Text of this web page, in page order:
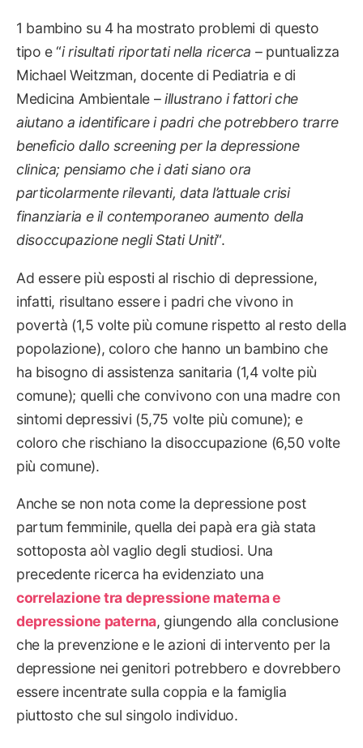
1 bambino su 4 ha mostrato problemi di questo
tipo e “i risultati riportati nella ricerca – puntualizza
Michael Weitzman, docente di Pediatria e di
Medicina Ambientale –illustrano i fattori che
aiutano a identificare i padri che potrebbero trarre
beneficio dallo screening per la depressione
clinica; pensiamo che i dati siano ora
particolarmente rilevanti, data l’attuale crisi
finanziaria e il contemporaneo aumento della
disoccupazione negli Stati Uniti“.
Ad essere più esposti al rischio di depressione,
infatti, risultano essere i padri che vivono in
povertà (1,5 volte più comune rispetto al resto della
popolazione), coloro che hanno un bambino che
ha bisogno di assistenza sanitaria (1,4 volte più
comune); quelli che convivono con una madre con
sintomi depressivi (5,75 volte più comune); e
coloro che rischiano la disoccupazione (6,50 volte
più comune).
Anche se non nota come la depressione post
partum femminile, quella dei papà era già stata
sottoposta aòl vaglio degli studiosi. Una
precedente ricerca ha evidenziato una
correlazione tra depressione materna e
depressione paterna, giungendo alla conclusione
che la prevenzione e le azioni di intervento per la
depressione nei genitori potrebbero e dovrebbero
essere incentrate sulla coppia e la famiglia
piuttosto che sul singolo individuo.